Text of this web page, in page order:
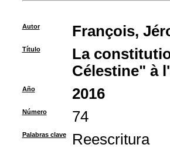
Autor François,
Título
La
Célestine" à
Año 2016
Número 74
Palabras clave Reescritura